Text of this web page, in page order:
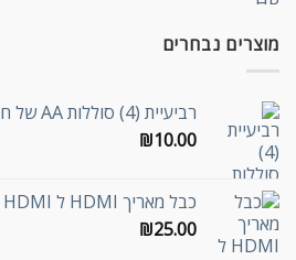
מוצרים נבחרים
רביעיית (4) סוללות AA של חברת GP
₪10.00
כבל מאריך HDMI ל HDMI זכר זכר באורך 1 מטר
₪25.00